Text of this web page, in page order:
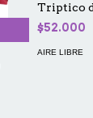
Triptico
$52.000
AIRE LIBRE